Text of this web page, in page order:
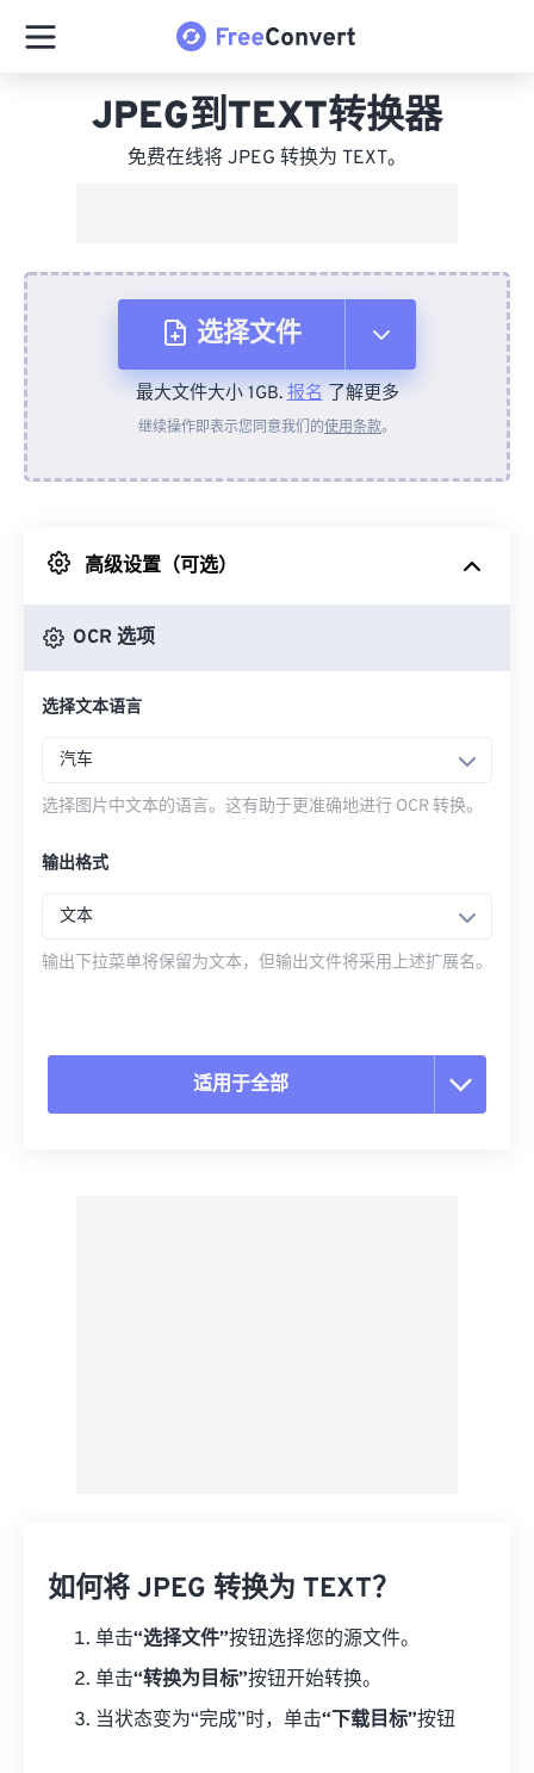
JPEG到TEXT转换器
免费在线将 JPEG 转换为 TEXT。
选择文件
从设备
来自 Google Drive
最大文件大小 1GB.报名了解更多
继续操作即表示您同意我们的使用条款。
高级设置（可选）
OCR 选项
选择文本语言
汽车
选择图片中文本的语言。这有助于更准确地进行 OCR 转换。
输出格式
文本
输出下拉菜单将保留为文本，但输出文件将采用上述扩展名。
适用于全部
如何将 JPEG 转换为 TEXT？
单击“选择文件”按钮选择您的源文件。
单击“转换为目标”按钮开始转换。
当状态变为“完成”时，单击“下载目标”按钮